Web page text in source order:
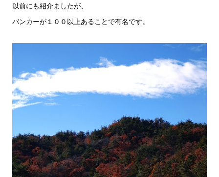
以前にも紹介ましたが、
バンカーが１００以上あることで有名です。